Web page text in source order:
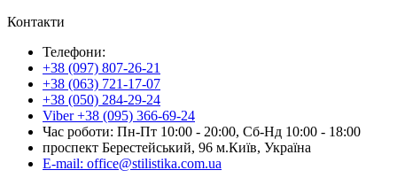
Контакти
Телефони:
+38 (097) 807-26-21
+38 (063) 721-17-07
+38 (050) 284-29-24
Viber +38 (095) 366-69-24
Час роботи: Пн-Пт 10:00 - 20:00, Сб-Нд 10:00 - 18:00
проспект Берестейський, 96 м.Київ, Україна
E-mail: office@stilistika.com.ua